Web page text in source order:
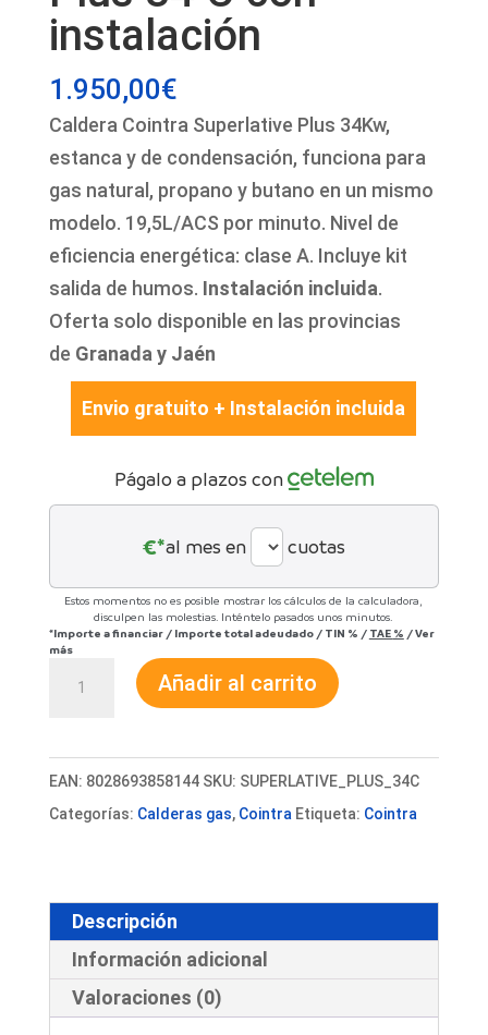
instalación
1.950,00€
Caldera Cointra Superlative Plus 34Kw,
estanca y de condensación, funciona para
gas natural, propano y butano en un mismo
modelo. 19,5L/ACS por minuto. Nivel de
eficiencia energética: clase A. Incluye kit
salida de humos. Instalación incluida.
Oferta solo disponible en las provincias
de Granada y Jaén
Envio gratuito + Instalación incluida
Págalo a plazos con
€*al mes en cuotas
Estos momentos no es posible mostrar los cálculos de la calculadora,
disculpen las molestias. Inténtelo pasados unos minutos.
*Importe a financiar / Importe total adeudado / TIN % / TAE % /Ver
más
Cointra
Superlative
C
con
instalación
cantidad
Añadir al carrito
EAN: 8028693858144 SKU: SUPERLATIVE_PLUS_34C
Categorías: Calderas gas, Cointra Etiqueta: Cointra
Descripción
Información adicional
Valoraciones (0)